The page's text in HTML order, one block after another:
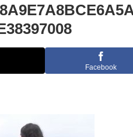
Facebook